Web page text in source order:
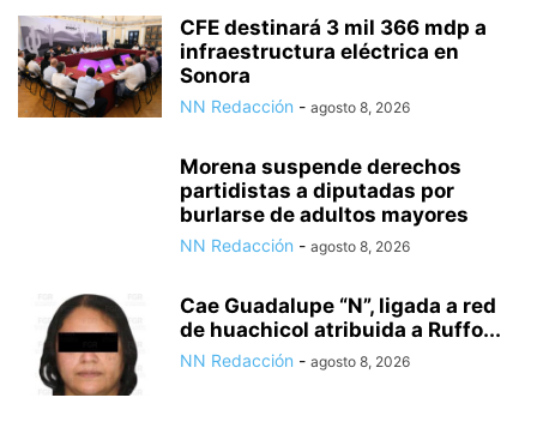
CFE destinará 3 mil 366 mdp a
infraestructura eléctrica en
Sonora
NN Redacción - agosto 8, 2026
Morena suspende derechos
partidistas a diputadas por
burlarse de adultos mayores
NN Redacción - agosto 8, 2026
Cae Guadalupe “N”, ligada a red
de huachicol atribuida a Ruffo...
NN Redacción - agosto 8, 2026